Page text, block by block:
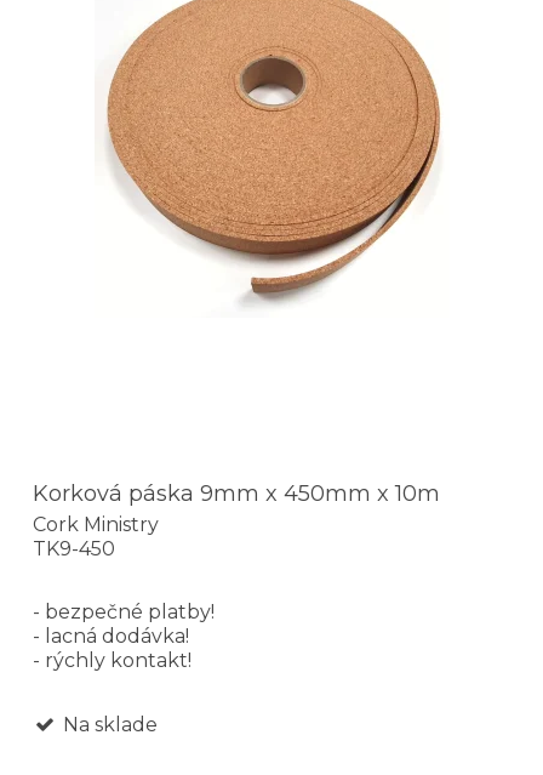
Korková páska 9mm x 450mm x 10m
Cork Ministry
TK9-450
- bezpečné platby!
- lacná dodávka!
- rýchly kontakt!
Na sklade